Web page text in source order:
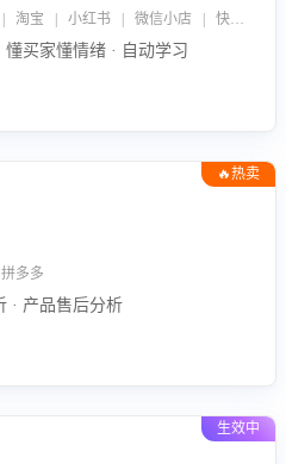
得物 | 京东 | 抖音 | 拼多多 | 淘宝 | 小红书 | 微信小店 | 快手 | 唯品会
懂买家懂情绪 · 自动学习
🔥热卖
多多
· 产品售后分析
生效中